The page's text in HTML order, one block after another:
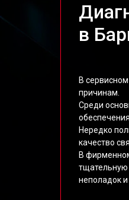
в
В
причинам.
Среди
Нередко
качество
В
тщательную
неполадок